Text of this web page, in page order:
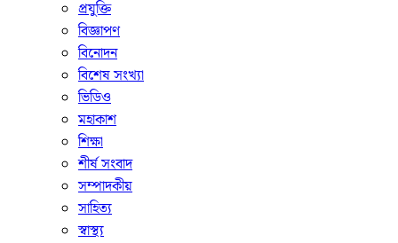
প্রযুক্তি
বিজ্ঞাপণ
বিনোদন
বিশেষ সংখ্যা
ভিডিও
মহাকাশ
শিক্ষা
শীর্ষ সংবাদ
সম্পাদকীয়
সাহিত্য
স্বাস্থ্য